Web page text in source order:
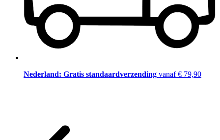
Nederland: Gratis standaardverzending vanaf € 79,90